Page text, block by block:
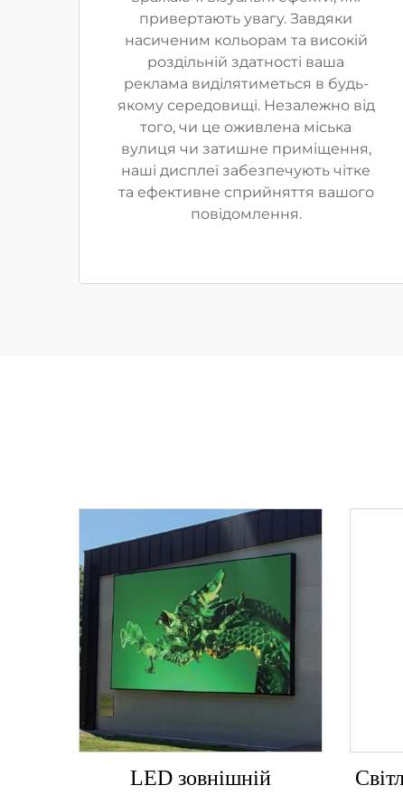
привертають увагу. Завдяки
насиченим кольорам та високій
роздільній здатності ваша
реклама виділятиметься в будь-
якому середовищі. Незалежно від
того, чи це оживлена міська
вулиця чи затишне приміщення,
наші дисплеї забезпечують чітке
та ефективне сприйняття вашого
повідомлення.
LED зовнішній